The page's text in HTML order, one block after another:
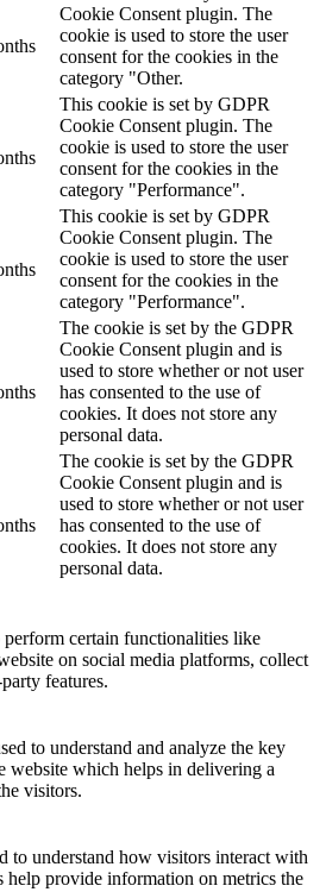
Cookie Consent plugin. The
cookie is used to store the user
consent for the cookies in the
category "Other.
This cookie is set by GDPR
Cookie Consent plugin. The
cookie is used to store the user
consent for the cookies in the
category "Performance".
This cookie is set by GDPR
Cookie Consent plugin. The
cookie is used to store the user
consent for the cookies in the
category "Performance".
The cookie is set by the GDPR
Cookie Consent plugin and is
used to store whether or not user
has consented to the use of
cookies. It does not store any
personal data.
The cookie is set by the GDPR
Cookie Consent plugin and is
used to store whether or not user
has consented to the use of
cookies. It does not store any
personal data.
certain functionalities like
on social media platforms, collect
features.
to understand and analyze the key
website which helps in delivering a
visitors.
to understand how visitors interact with
help provide information on metrics the